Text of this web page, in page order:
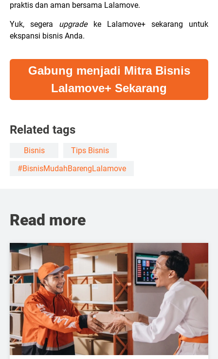
praktis dan aman bersama Lalamove.
Yuk, segera upgrade ke Lalamove+ sekarang untuk
ekspansi bisnis Anda.
Gabung menjadi Mitra Bisnis
Lalamove+ Sekarang
Related tags
Bisnis
Tips Bisnis
#BisnisMudahBarengLalamove
Read more